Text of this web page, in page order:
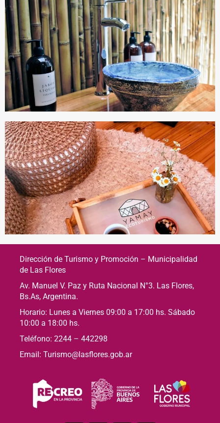
Dirección de Turismo y Promoción – Municipalidad
de Las Flores
Av. Manuel V. Paz y Ruta Nacional N°3. Las Flores,
Bs.As, Argentina.
Horario: Lunes a Viernes 09:00 a 17:00 hs. Sábado
10:00 a 18:00 hs.
Teléfono: 2244 – 442298
Email: Turismo@lasflores.gob.ar